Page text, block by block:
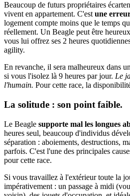
Beaucoup de futurs propriétaires
vivent en appartement. C'estune
logement compte moins que le temps
réellement. Un Beagle peut être
vous lui offrez ses 2 heures
agility.
En revanche, il sera malheureux dans
si vous l'isolez là 9 heures par jour. Le
l'humain. Pour cette race, la
La solitude : son point faible.
Le Beagle supporte mal les longues
heures seul, beaucoup d'individus
séparation : aboiements, destructions,
parfois. C'est l'une des principales
pour cette race.
Si vous travaillez à l'extérieur toute la
impérativement : un passage à midi